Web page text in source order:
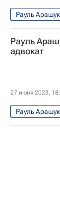
Рауль
Московский
Рауль
адвокат
27 июня 2023,
Рауль
Газпром